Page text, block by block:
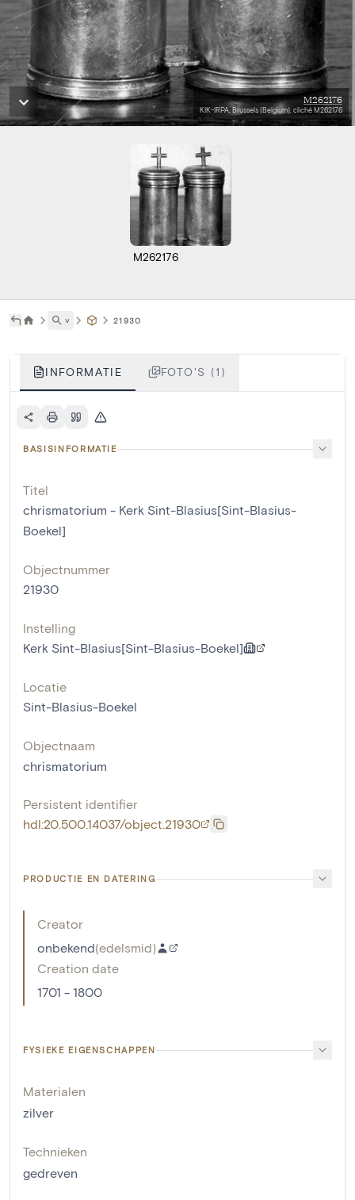
M262176
KIK-IRPA, Brussels (Belgium), cliché M262176
M262176
˅ 21930
INFORMATIE FOTO'S (1)
BASISINFORMATIE
Titel
chrismatorium - Kerk Sint-Blasius[Sint-Blasius-
Boekel]
Objectnummer
21930
Instelling
Kerk Sint-Blasius[Sint-Blasius-Boekel]
Locatie
Sint-Blasius-Boekel
Objectnaam
chrismatorium
Persistent identifier
hdl:20.500.14037/object.21930
PRODUCTIE EN DATERING
Creator
onbekend(edelsmid)
Creation date
1701 - 1800
FYSIEKE EIGENSCHAPPEN
Materialen
zilver
Technieken
gedreven